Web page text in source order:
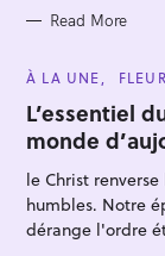
Read More
C
T
E
G
O
R
I
E
S
À LA UNE
L’essentiel
monde
le Christ
humbles. Notre
dérange l'ordre
S
e
a
r
c